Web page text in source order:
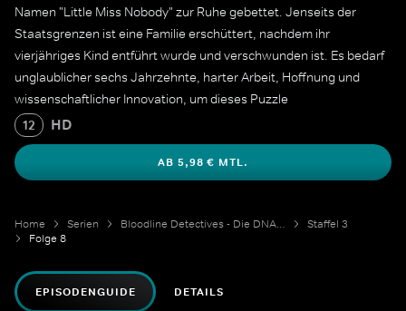
Namen "Little Miss Nobody" zur Ruhe gebettet. Jenseits der
Staatsgrenzen ist eine Familie erschüttert, nachdem ihr
vierjähriges Kind entführt wurde und verschwunden ist. Es bedarf
unglaublicher sechs Jahrzehnte, harter Arbeit, Hoffnung und
wissenschaftlicher Innovation, um dieses Puzzle
zusammenzusetzen.
12 HD
AB 5,98 € MTL.
Home Serien Bloodline Detectives - Die DNA der Täter
Staffel 3
Folge 8
EPISODENGUIDE DETAILS